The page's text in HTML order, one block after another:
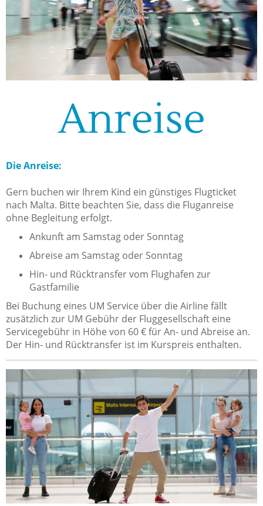
Anreise
Die Anreise:
Gern buchen wir Ihrem Kind ein günstiges Flugticket
nach Malta. Bitte beachten Sie, dass die Fluganreise
ohne Begleitung erfolgt.
Ankunft am Samstag oder Sonntag
Abreise am Samstag oder Sonntag
Hin- und Rücktransfer vom Flughafen zur
Gastfamilie
Bei Buchung eines UM Service über die Airline fällt
zusätzlich zur UM Gebühr der Fluggesellschaft eine
Servicegebühr in Höhe von 60 € für An- und Abreise an.
Der Hin- und Rücktransfer ist im Kurspreis enthalten.